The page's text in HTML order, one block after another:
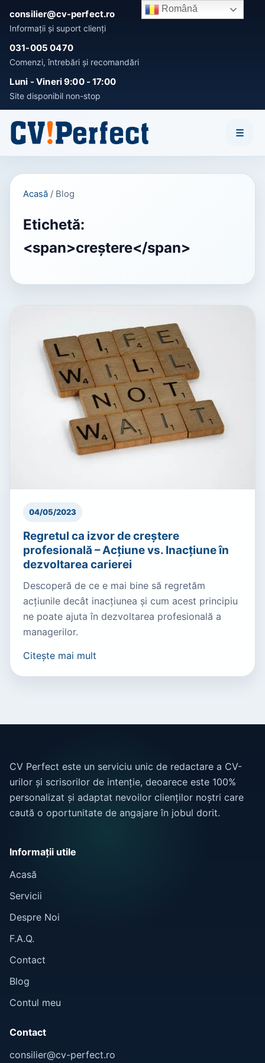
consilier@cv-perfect.ro
Informații și suport clienți
031-005 0470
Comenzi, întrebări și recomandări
Luni - Vineri 9:00 - 17:00
Site disponibil non-stop
☰
Acasă / Blog
Etichetă:
<span>creștere</span>
04/05/2023
Regretul ca izvor de creștere
profesională – Acțiune vs. Inacțiune în
dezvoltarea carierei
Descoperă de ce e mai bine să regretăm
acțiunile decât inacțiunea și cum acest principiu
ne poate ajuta în dezvoltarea profesională a
managerilor.
Citește mai mult
CV Perfect este un serviciu unic de redactare a CV-
urilor și scrisorilor de intenție, deoarece este 100%
personalizat și adaptat nevoilor clienților noștri care
caută o oportunitate de angajare în jobul dorit.
Informații utile
Acasă
Servicii
Despre Noi
F.A.Q.
Contact
Blog
Contul meu
Contact
consilier@cv-perfect.ro
Română
Activează notificările
Fii primul care afla noutatile si OFERTELE speciale!